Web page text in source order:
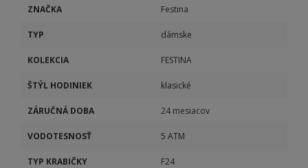
ZNAČKA Festina
TYP dámske
KOLEKCIA FESTINA
ŠTÝL HODINIEK klasické
ZÁRUČNÁ DOBA 24 mesiacov
VODOTESNOSŤ 5 ATM
TYP KRABIČKY F24